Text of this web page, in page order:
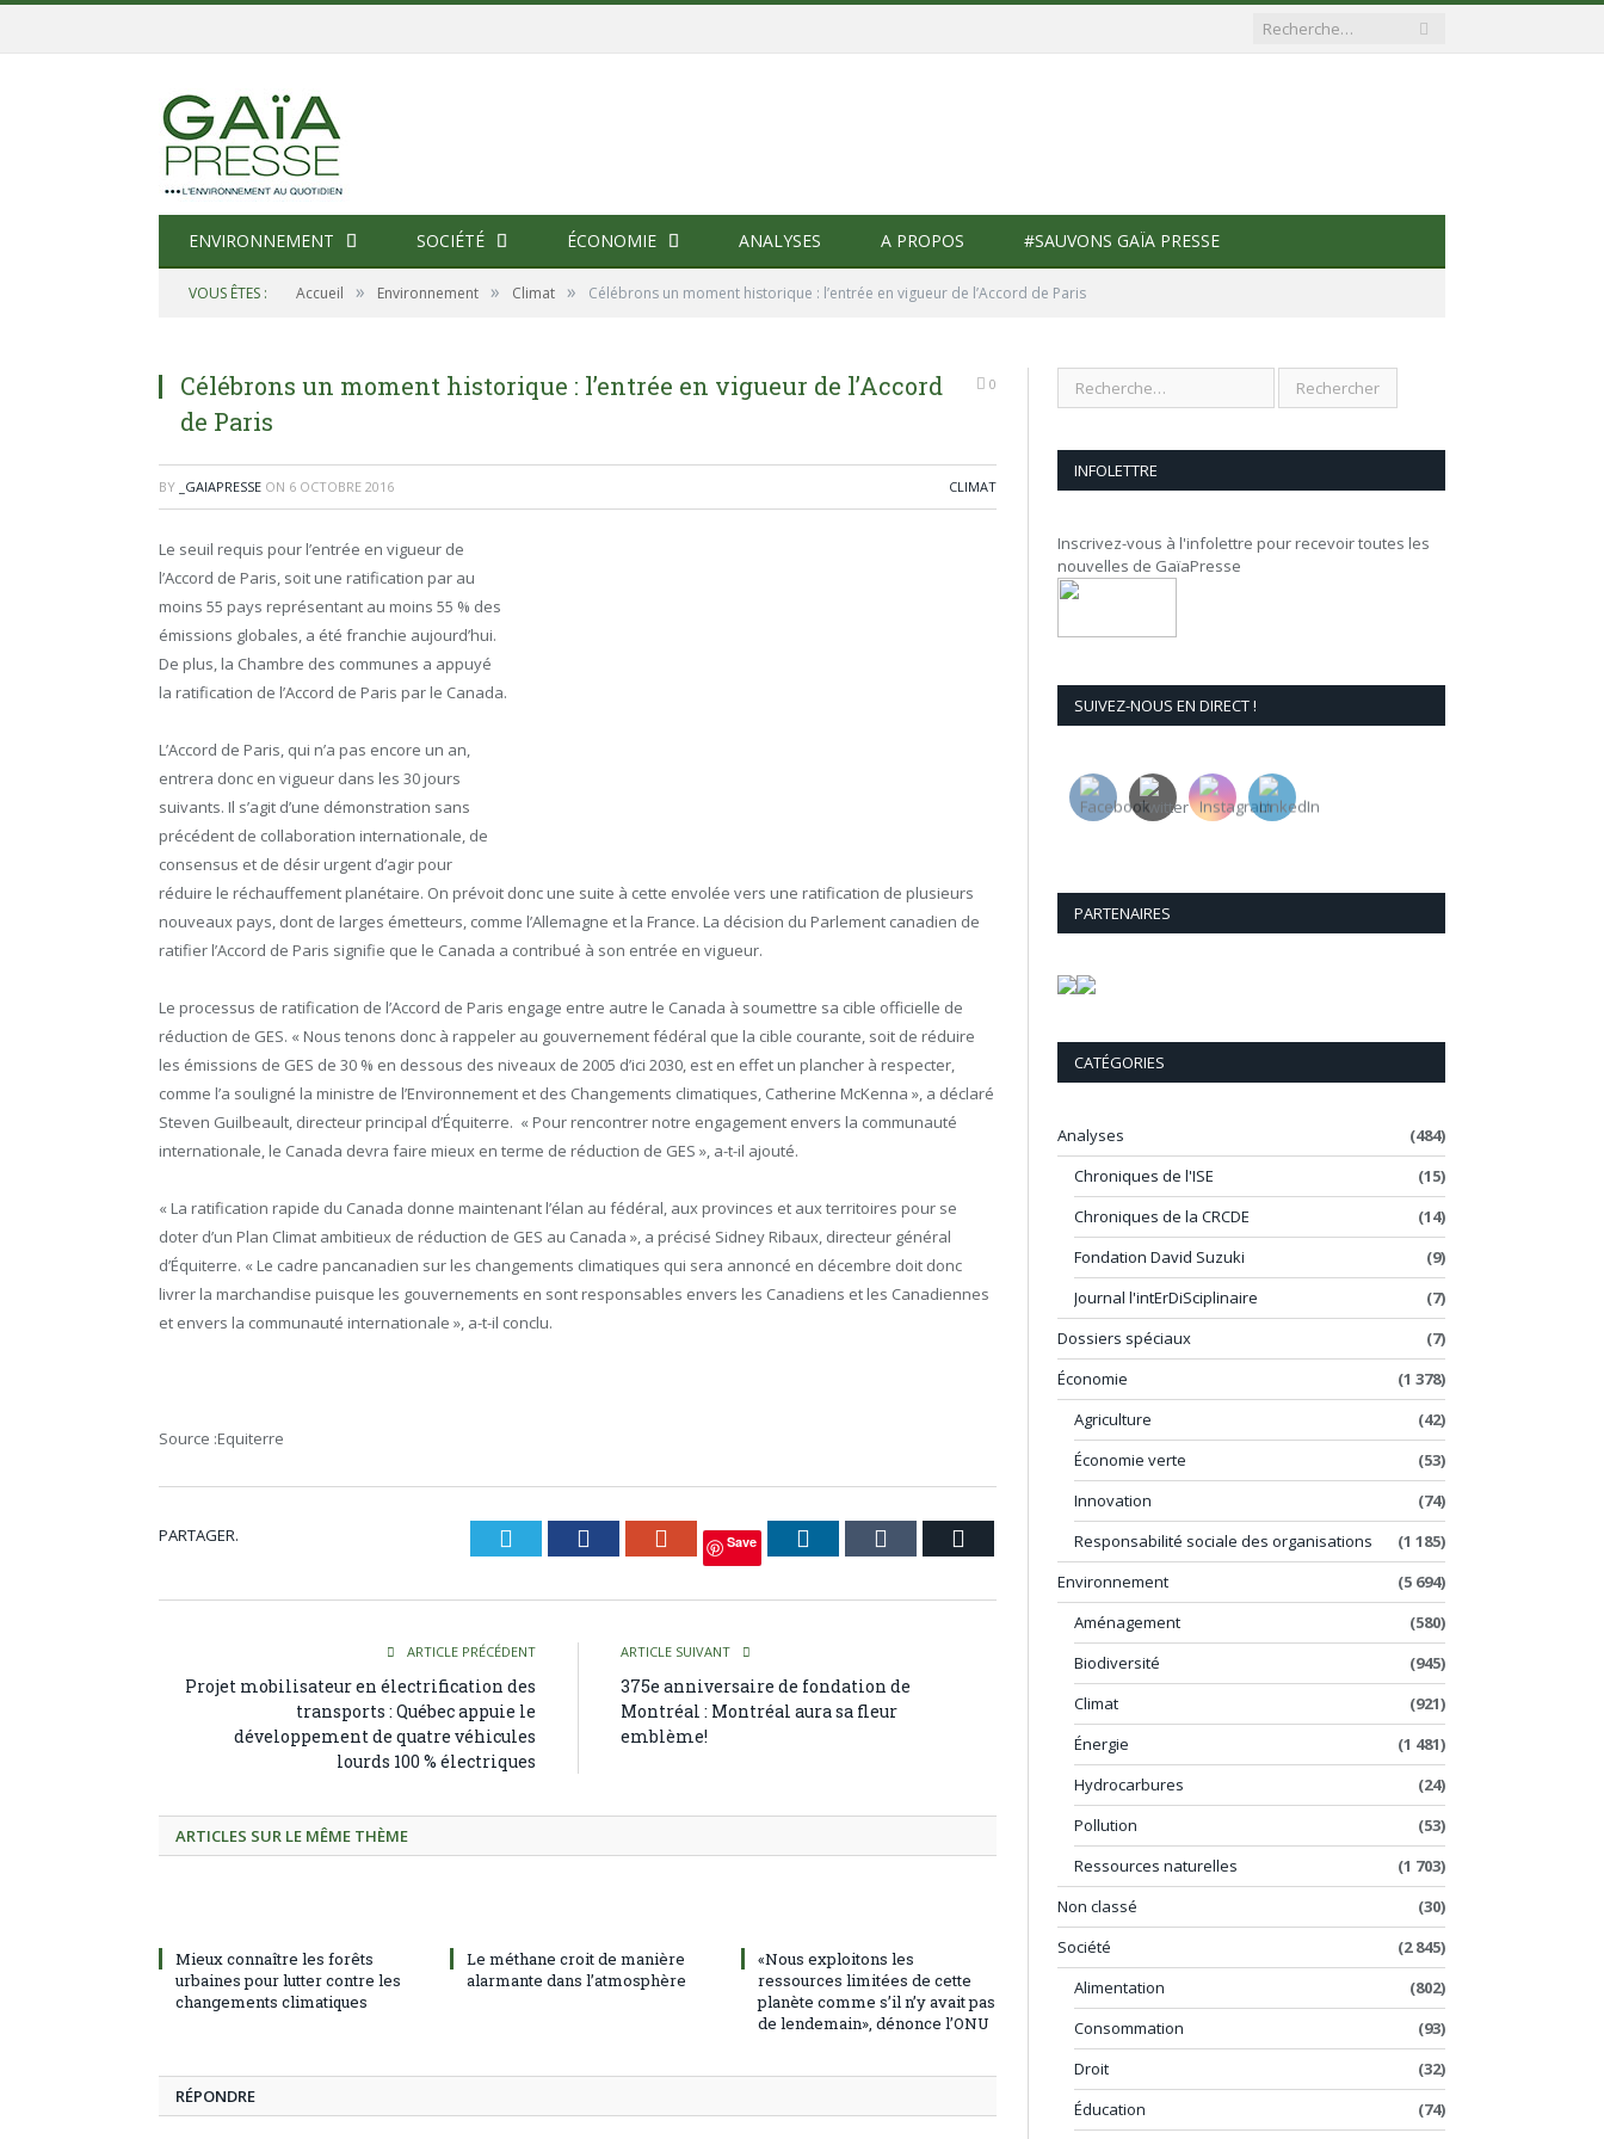
ENVIRONNEMENT SOCIÉTÉ ÉCONOMIE ANALYSES A PROPOS #SAUVONS GAÏA PRESSE
VOUS ÊTES : Accueil » Environnement » Climat » Célébrons un moment historique : l’entrée en vigueur de l’Accord de Paris
Célébrons un moment historique : l’entrée en vigueur de l’Accord
de Paris
0
BY _GAIAPRESSE ON 6 OCTOBRE 2016 CLIMAT
Le seuil requis pour l’entrée en vigueur de
l’Accord de Paris, soit une ratification par au
moins 55 pays représentant au moins 55 % des
émissions globales, a été franchie aujourd’hui.
De plus, la Chambre des communes a appuyé
la ratification de l’Accord de Paris par le Canada.
L’Accord de Paris, qui n’a pas encore un an,
entrera donc en vigueur dans les 30 jours
suivants. Il s’agit d’une démonstration sans
précédent de collaboration internationale, de
consensus et de désir urgent d’agir pour
réduire le réchauffement planétaire. On prévoit donc une suite à cette envolée vers une ratification de plusieurs
nouveaux pays, dont de larges émetteurs, comme l’Allemagne et la France. La décision du Parlement canadien de
ratifier l’Accord de Paris signifie que le Canada a contribué à son entrée en vigueur.
Le processus de ratification de l’Accord de Paris engage entre autre le Canada à soumettre sa cible officielle de
réduction de GES. « Nous tenons donc à rappeler au gouvernement fédéral que la cible courante, soit de réduire
les émissions de GES de 30 % en dessous des niveaux de 2005 d’ici 2030, est en effet un plancher à respecter,
comme l’a souligné la ministre de l’Environnement et des Changements climatiques, Catherine McKenna », a déclaré
Steven Guilbeault, directeur principal d’Équiterre. « Pour rencontrer notre engagement envers la communauté
internationale, le Canada devra faire mieux en terme de réduction de GES », a-t-il ajouté.
« La ratification rapide du Canada donne maintenant l’élan au fédéral, aux provinces et aux territoires pour se
doter d’un Plan Climat ambitieux de réduction de GES au Canada », a précisé Sidney Ribaux, directeur général
d’Équiterre. « Le cadre pancanadien sur les changements climatiques qui sera annoncé en décembre doit donc
livrer la marchandise puisque les gouvernements en sont responsables envers les Canadiens et les Canadiennes
et envers la communauté internationale », a-t-il conclu.
Source :Equiterre
PARTAGER. Twitter Facebook Google+
Save LinkedIn Tumblr
ARTICLE PRÉCÉDENT
Projet mobilisateur en électrification des
transports : Québec appuie le
développement de quatre véhicules
lourds 100 % électriques
ARTICLE SUIVANT
375e anniversaire de fondation de
Montréal : Montréal aura sa fleur
emblème!
ARTICLES SUR LE MÊME THÈME
Mieux connaître les forêts
urbaines pour lutter contre les
changements climatiques
Le méthane croit de manière
alarmante dans l’atmosphère
«Nous exploitons les
ressources limitées de cette
planète comme s’il n’y avait pas
de lendemain», dénonce l’ONU
RÉPONDRE
INFOLETTRE
Inscrivez-vous à l'infolettre pour recevoir toutes les
nouvelles de GaïaPresse
SUIVEZ-NOUS EN DIRECT !
PARTENAIRES
CATÉGORIES
Analyses
(484)
Chroniques de l'ISE
(15)
Chroniques de la CRCDE
(14)
Fondation David Suzuki
(9)
Journal l'intErDiSciplinaire
(7)
Dossiers spéciaux
(7)
Économie
(1 378)
Agriculture
(42)
Économie verte
(53)
Innovation
(74)
Responsabilité sociale des organisations
(1 185)
Environnement
(5 694)
Aménagement
(580)
Biodiversité
(945)
Climat
(921)
Énergie
(1 481)
Hydrocarbures
(24)
Pollution
(53)
Ressources naturelles
(1 703)
Non classé
(30)
Société
(2 845)
Alimentation
(802)
Consommation
(93)
Droit
(32)
Éducation
(74)